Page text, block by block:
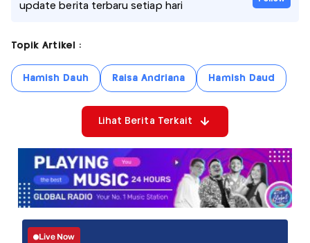
update berita terbaru setiap hari
Topik Artikel :
Hamish Dauh Raisa Andriana Hamish Daud
Lihat Berita Terkait
Live Now